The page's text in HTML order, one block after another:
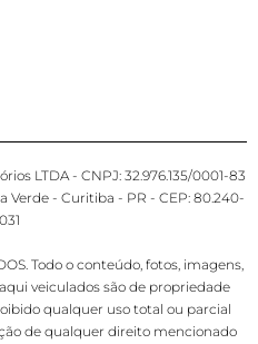
LTDA - CNPJ: 32.976.135/0001-83
Verde - Curitiba - PR - CEP: 80.240-
031
Todo o conteúdo, fotos, imagens,
veiculados são de propriedade
qualquer uso total ou parcial
de qualquer direito mencionado